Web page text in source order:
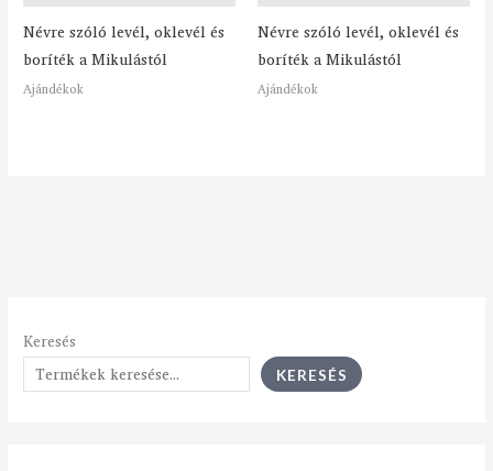
Keresés
KERESÉS
Névre szóló levél, oklevél és
boríték a Mikulástól
Ajándékok
Névre szóló levél, oklevél és
boríték a Mikulástól
Ajándékok